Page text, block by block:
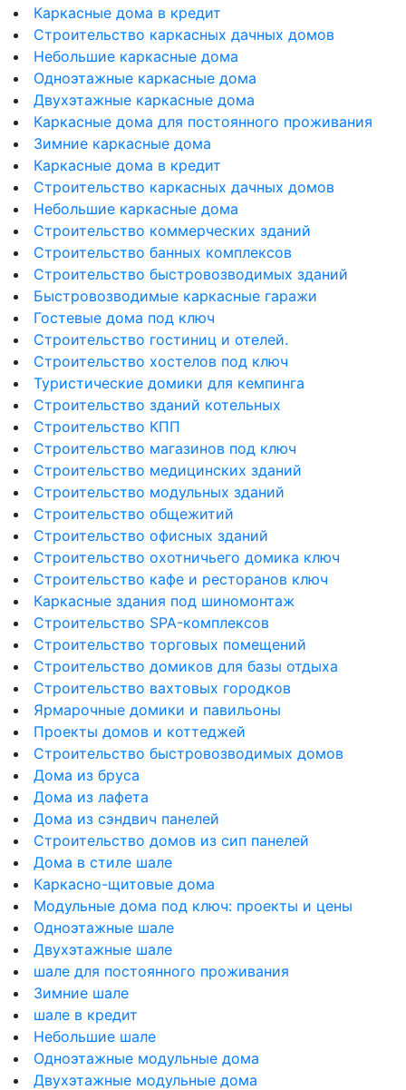
Каркасные дома в кредит
Строительство каркасных дачных домов
Небольшие каркасные дома
Одноэтажные каркасные дома
Двухэтажные каркасные дома
Каркасные дома для постоянного проживания
Зимние каркасные дома
Каркасные дома в кредит
Строительство каркасных дачных домов
Небольшие каркасные дома
Строительство коммерческих зданий
Строительство банных комплексов
Строительство быстровозводимых зданий
Быстровозводимые каркасные гаражи
Гостевые дома под ключ
Строительство гостиниц и отелей.
Строительство хостелов под ключ
Туристические домики для кемпинга
Строительство зданий котельных
Строительство КПП
Строительство магазинов под ключ
Строительство медицинских зданий
Строительство модульных зданий
Строительство общежитий
Строительство офисных зданий
Строительство охотничьего домика ключ
Строительство кафе и ресторанов ключ
Каркасные здания под шиномонтаж
Строительство SPA-комплексов
Строительство торговых помещений
Строительство домиков для базы отдыха
Строительство вахтовых городков
Ярмарочные домики и павильоны
Проекты домов и коттеджей
Строительство быстровозводимых домов
Дома из бруса
Дома из лафета
Дома из сэндвич панелей
Строительство домов из сип панелей
Дома в стиле шале
Каркасно-щитовые дома
Модульные дома под ключ: проекты и цены
Одноэтажные шале
Двухэтажные шале
шале для постоянного проживания
Зимние шале
шале в кредит
Небольшие шале
Одноэтажные модульные дома
Двухэтажные модульные дома